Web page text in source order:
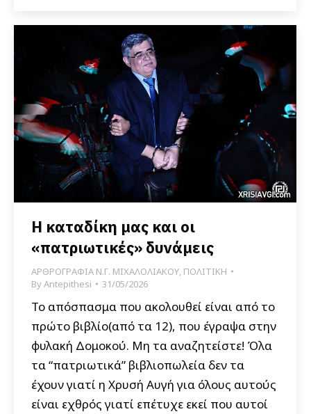
Η καταδίκη μας και οι
«πατριωτικές» δυνάμεις
ΑΡΘΡΟΓΡΑΦΙΑ Ν.Γ. ΜΙΧΑΛΟΛΙΑΚΟΥ ΠΟΛΙΤΙΚΗ
ByAntepithesi 31/05/2026
Το απόσπασμα που ακολουθεί είναι από το
πρώτο βιβλίο(από τα 12), που έγραψα στην
φυλακή Δομοκού. Μη τα αναζητείστε! Όλα
τα “πατριωτικά” βιβλιοπωλεία δεν τα
έχουν γιατί η Χρυσή Αυγή για όλους αυτούς
είναι εχθρός γιατί επέτυχε εκεί που αυτοί